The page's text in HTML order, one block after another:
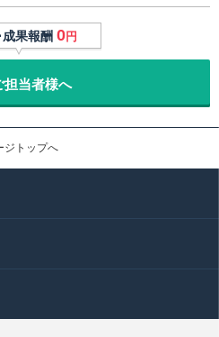
果報酬 0円
担当者様へ
ジトップへ